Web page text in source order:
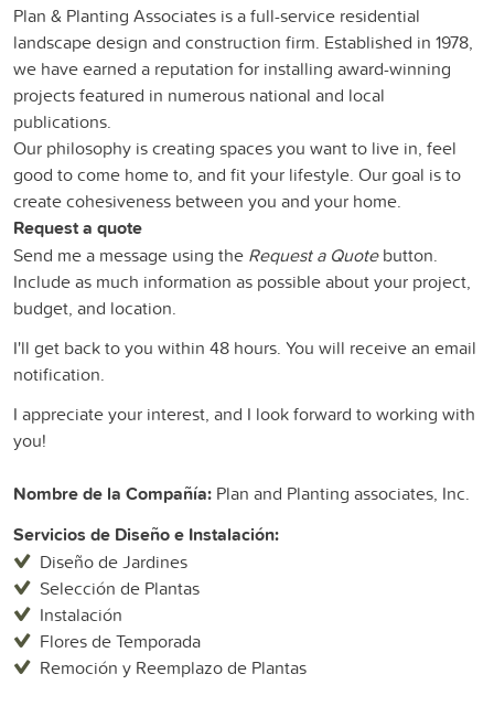
Plan & Planting Associates is a full-service residential
landscape design and construction firm. Established in 1978,
we have earned a reputation for installing award-winning
projects featured in numerous national and local
publications.
Our philosophy is creating spaces you want to live in, feel
good to come home to, and fit your lifestyle. Our goal is to
create cohesiveness between you and your home.
Request a quote
Send me a message using the Request a Quotebutton.
Include as much information as possible about your project,
budget, and location.
I'll get back to you within 48 hours. You will receive an email
notification.
I appreciate your interest, and I look forward to working with
you!
Nombre de la Compañía: Plan and Planting associates, Inc.
Servicios de Diseño e Instalación:
Diseño de Jardines
Selección de Plantas
Instalación
Flores de Temporada
Remoción y Reemplazo de Plantas